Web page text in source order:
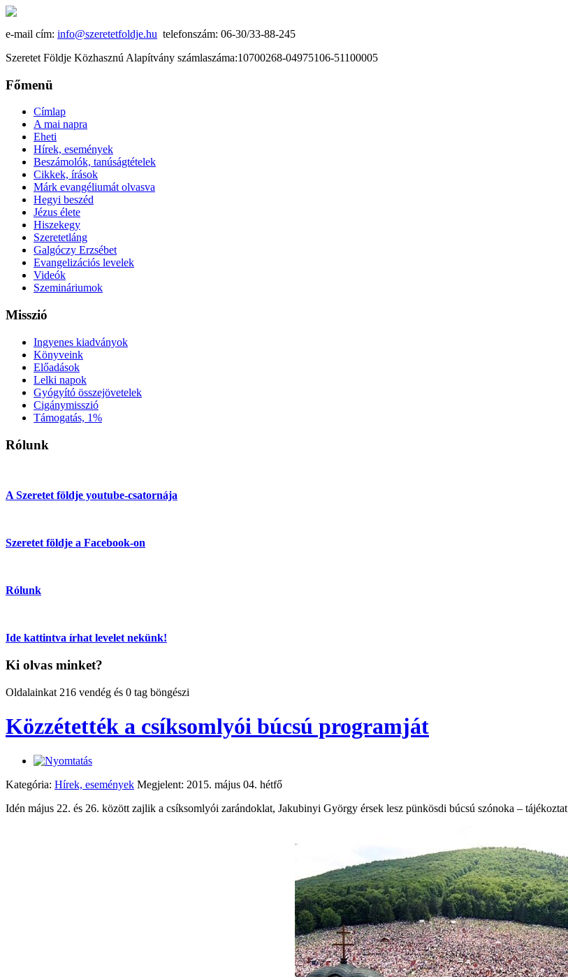
e-mail cím: info@szeretetfoldje.hu telefonszám: 06-30/33-88-245
Szeretet Földje Közhasznú Alapítvány számlaszáma:10700268-04975106-51100005
Főmenü
Címlap
A mai napra
Eheti
Hírek, események
Beszámolók, tanúságtételek
Cikkek, írások
Márk evangéliumát olvasva
Hegyi beszéd
Jézus élete
Hiszekegy
Szeretetláng
Galgóczy Erzsébet
Evangelizációs levelek
Videók
Szemináriumok
Misszió
Ingyenes kiadványok
Könyveink
Előadások
Lelki napok
Gyógyító összejövetelek
Cigánymisszió
Támogatás, 1%
Rólunk
A Szeretet földje youtube-csatornája
Szeretet földje a Facebook-on
Rólunk
Ide kattintva írhat levelet nekünk!
Ki olvas minket?
Oldalainkat 216 vendég és 0 tag böngészi
Közzétették a csíksomlyói búcsú programját
Kategória: Hírek, események Megjelent: 2015. május 04. hétfő
Idén május 22. és 26. között zajlik a csíksomlyói zarándoklat, Jakubinyi György érsek lesz pünkösdi búcsú szónoka –